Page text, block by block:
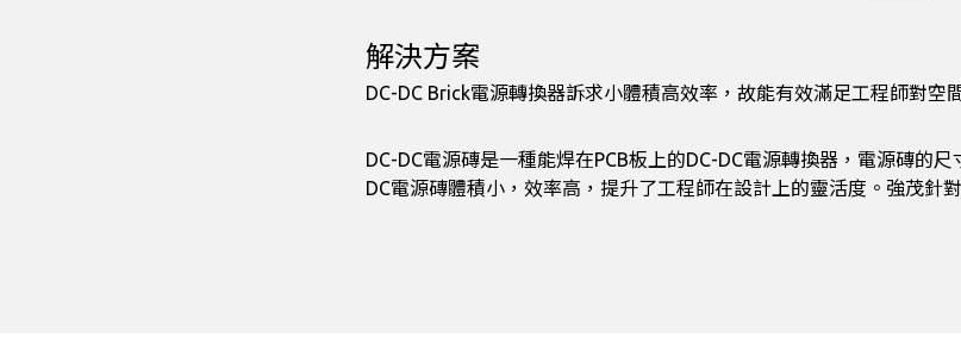
解決方案
DC-DC Brick電源轉換器訴求小體積高效率，故能有效滿足工程師對空
DC-DC電源磚是一種能焊在PCB板上的DC-DC電源轉換器，電源磚的
DC電源磚體積小，效率高，提升了工程師在設計上的靈活度。強茂針